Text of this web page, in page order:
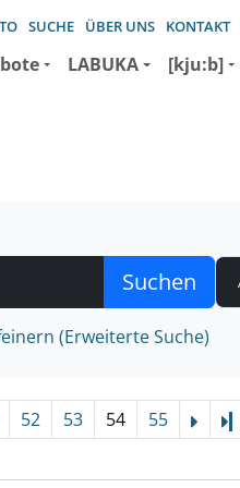
SUCHE ÜBER UNS KONTAKT
LABUKA [kju:b]
(Erweiterte Suche)
52 53 54 55